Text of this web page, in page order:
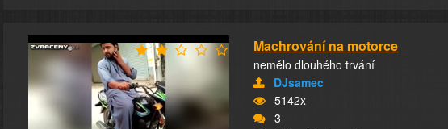
Machrování na motorce
nemělo dlouhého trvání
DJsamec
5142x
3